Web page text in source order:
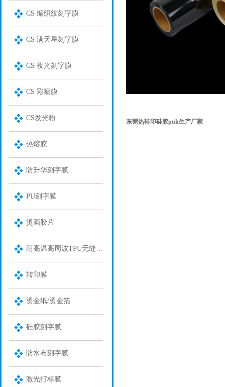
CS 编织纹刻字膜
CS 满天星刻字膜
CS 夜光刻字膜
CS 彩喷膜
CS发光粉
热熔胶
防升华刻字膜
PU刻字膜
烫画胶片
耐高温高周波TPU无缝装饰膜
转印膜
烫金纸/烫金箔
硅胶刻字膜
防水布刻字膜
激光打标膜
东莞热转印硅胶puk生产厂家